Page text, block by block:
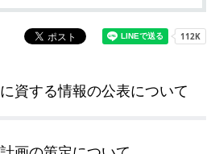
資する情報の公表について